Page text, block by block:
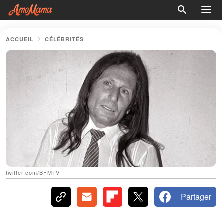
ACCUEIL CÉLÉBRITÉS
twitter.com/BFMTV
Partager